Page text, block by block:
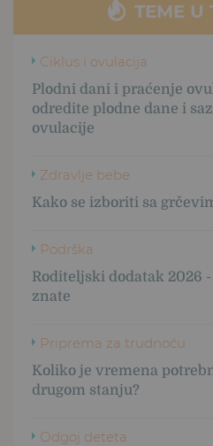
TEME U
Ciklus i ovulacija
Plodni dani i praćenje
odredite plodne dane i
ovulacije
Zdravlje bebe
Kako se izboriti sa
Podrška
Roditeljski dodatak 2026
znate
Priprema za trudnoću
Koliko je vremena
drugom stanju?
Odgoj deteta